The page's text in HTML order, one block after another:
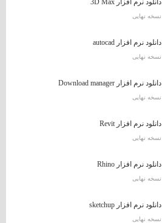
نسخه نهایی
دانلود نرم افزار autocad
نسخه نهایی
دانلود نرم افزار Download manager
نسخه نهایی
دانلود نرم افزار Revit
نسخه نهایی
دانلود نرم افزار Rhino
نسخه نهایی
دانلود نرم افزار sketchup
نسخه نهایی